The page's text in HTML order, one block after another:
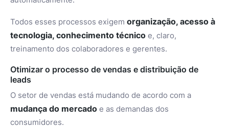
Todos esses processos exigem organização, acesso à
tecnologia, conhecimento técnico e, claro,
treinamento dos colaboradores e gerentes.
Otimizar o processo de vendas e distribuição de
leads
O setor de vendas está mudando de acordo com a
mudança do mercado e as demandas dos
consumidores.